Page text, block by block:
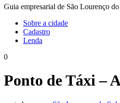
Guia empresarial de São Lourenço
Sobre a cidade
Cadastro
Lenda
0
Ponto de Táxi –